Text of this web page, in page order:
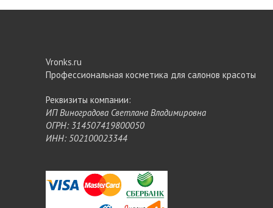
Vronks.ru
Профессиональная косметика для салонов красоты
Реквизиты компании:
ИП Виноградова Светлана Владимировна
ОГРН: 314507419800050
ИНН: 502100023344